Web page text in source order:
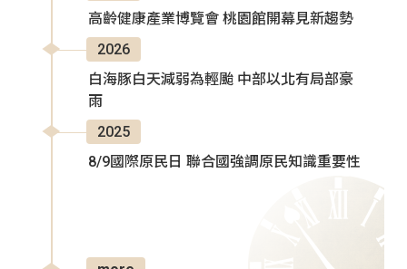
高齡健康產業博覽會 桃園館開幕見新趨勢
2026
白海豚白天減弱為輕颱 中部以北有局部豪
雨
2025
8/9國際原民日 聯合國強調原民知識重要性